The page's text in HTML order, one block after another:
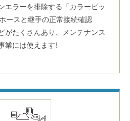
エラーを排除する「カラービッ
ースと継手の正常接続確認
がたくさんあり、メンテナンス
業には使えます!